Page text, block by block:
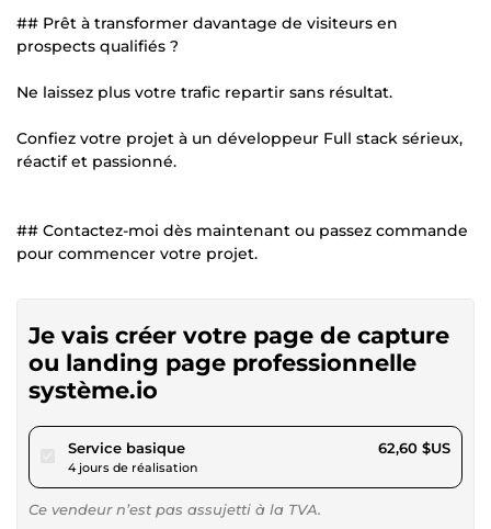
## Prêt à transformer davantage de visiteurs en
prospects qualifiés ?
Ne laissez plus votre trafic repartir sans résultat.
Confiez votre projet à un développeur Full stack sérieux,
réactif et passionné.
## Contactez-moi dès maintenant ou passez commande
pour commencer votre projet.
Je vais créer votre page de capture
ou landing page professionnelle
système.io
Service basiquepour 57,69 $US
4 jours de réalisation
62,60 $US
Ce vendeur n’est pas assujetti à la TVA.